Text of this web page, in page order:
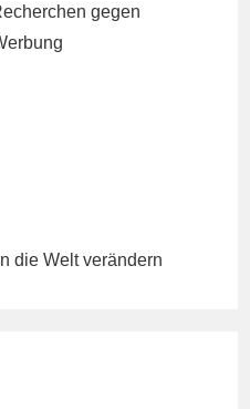
gegen
die Welt verändern